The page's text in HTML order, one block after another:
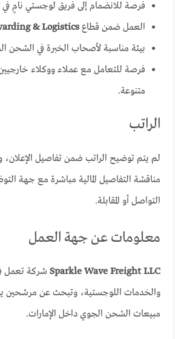
فرصة للانضمام إلى فريق لوجستي نامٍ
العمل ضمن قطاع& Logistics
بيئة مناسبة لأصحاب الخبرة في الشحن
فرصة للتعامل مع عملاء ووكلاء
متنوعة.
الراتب
لم يتم توضيح الراتب ضمن تفاصيل
مناقشة التفاصيل المالية مباشرة مع جهة
التواصل أو المقابلة.
معلومات عن جهة العمل
Sparkle Wave Freight LLC شركة تعمل
والخدمات اللوجستية، وتبحث عن مرشحين
مبيعات الشحن الجوي داخل الإمارات.